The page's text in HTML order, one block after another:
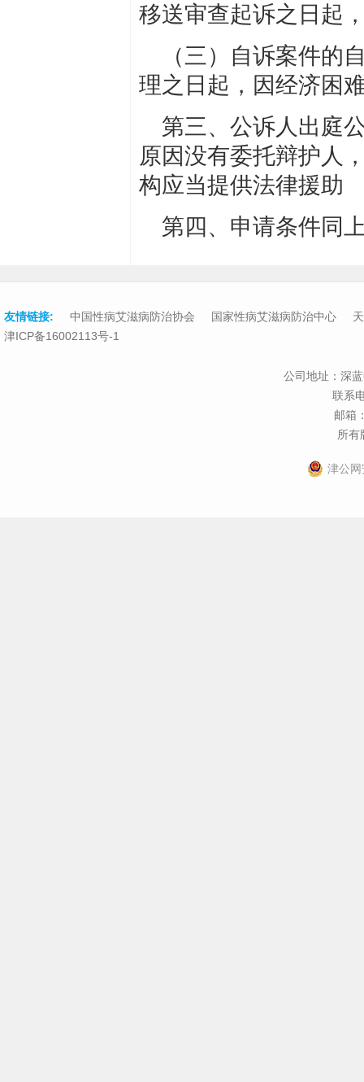
移送审查起诉之日起
（三）自诉案件的
理之日起，因经济困
第三、公诉人出庭
原因没有委托辩护人
构应当提供法律援助
第四、申请条件同
友情链接: 中国性病艾滋病防治协会 国家性病艾滋病防治中心
津ICP备16002113号-1
公司地址：深
联系
邮箱
所有
津公